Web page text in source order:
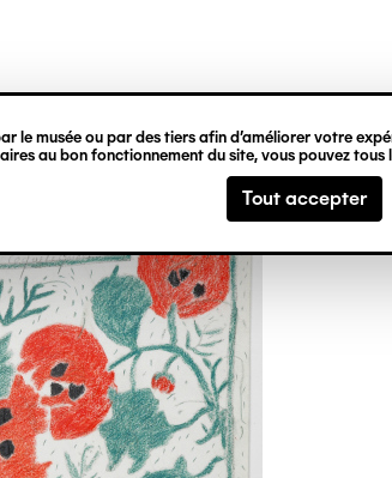
le musée ou par des tiers afin d’améliorer votre
au bon fonctionnement du site, vous pouvez
Tout accepter